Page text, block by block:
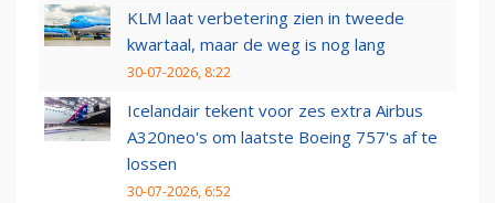
KLM laat verbetering zien in tweede
kwartaal, maar de weg is nog lang
30-07-2026, 8:22
Icelandair tekent voor zes extra Airbus
A320neo's om laatste Boeing 757's af te
lossen
30-07-2026, 6:52